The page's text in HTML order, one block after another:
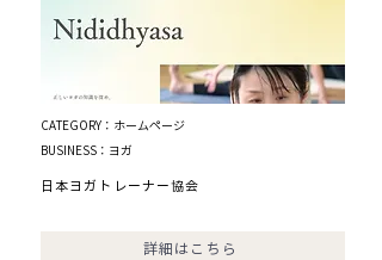
CATEGORY：ホームページ
BUSINESS：ヨガ
日本ヨガトレーナー協会
詳細はこちら